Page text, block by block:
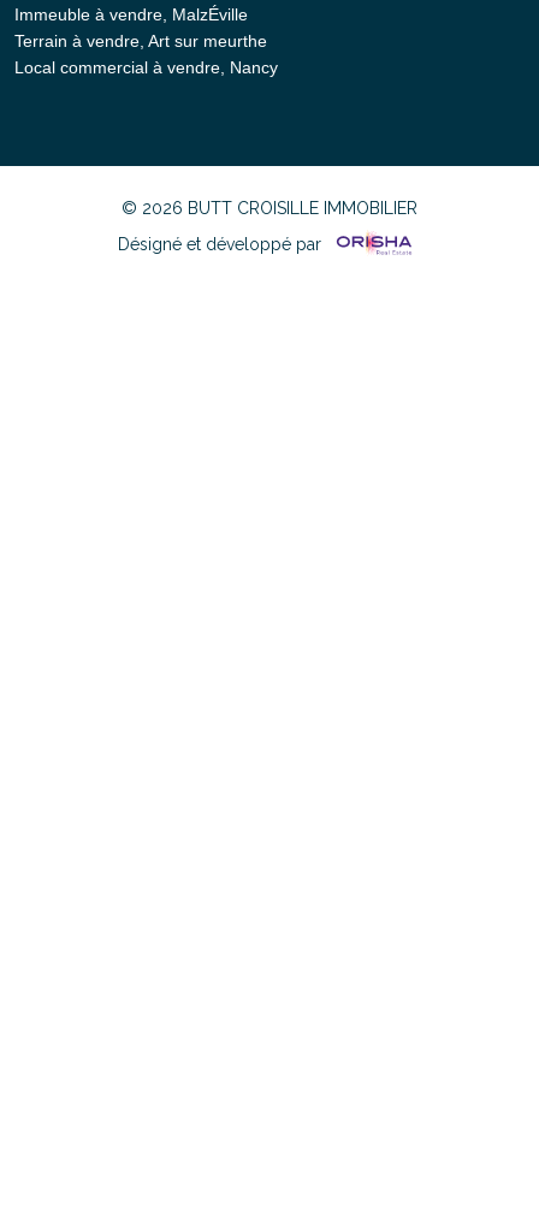
Immeuble à vendre, MalzÉville
Terrain à vendre, Art sur meurthe
Local commercial à vendre, Nancy
© 2026 BUTT CROISILLE IMMOBILIER
Désigné et développé par